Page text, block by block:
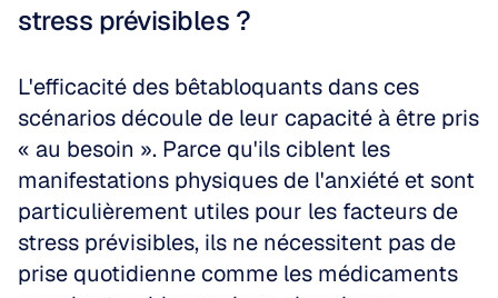
stress prévisibles ?
L'efficacité des bêtabloquants dans ces
scénarios découle de leur capacité à être pris
« au besoin ». Parce qu'ils ciblent les
manifestations physiques de l'anxiété et sont
particulièrement utiles pour les facteurs de
stress prévisibles, ils ne nécessitent pas de
prise quotidienne comme les médicaments